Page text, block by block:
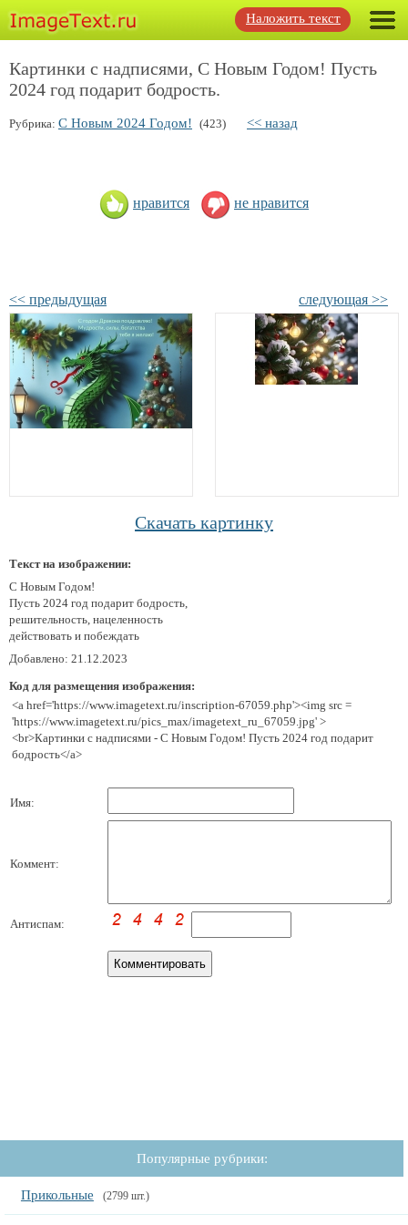
Наложить текст
Картинки с надписями, С Новым Годом! Пусть
2024 год подарит бодрость.
Рубрика: С Новым 2024 Годом! (423) << назад
нравится не нравится
<< предыдущая следующая >>
Скачать картинку
Текст на изображении:
С Новым Годом!
Пусть 2024 год подарит бодрость,
решительность, нацеленность
действовать и побеждать
Добавлено: 21.12.2023
Код для размещения изображения:
<a href='https://www.imagetext.ru/inscription-67059.php'><img src =
'https://www.imagetext.ru/pics_max/imagetext_ru_67059.jpg' >
<br>Картинки с надписями - С Новым Годом! Пусть 2024 год подарит
бодрость</a>
Имя:
Коммент:
Антиспам:
Популярные рубрики:
Прикольные (2799 шт.)